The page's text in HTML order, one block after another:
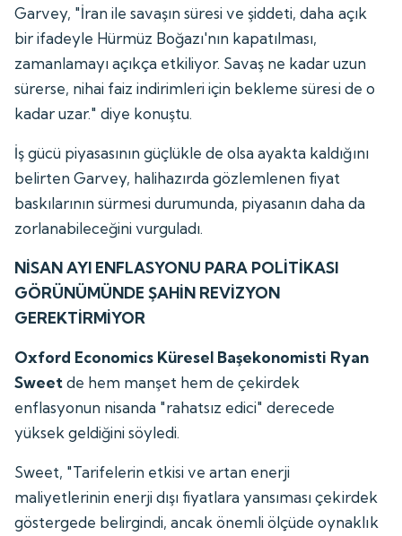
Garvey, "İran ile savaşın süresi ve şiddeti, daha açık
bir ifadeyle Hürmüz Boğazı'nın kapatılması,
zamanlamayı açıkça etkiliyor. Savaş ne kadar uzun
sürerse, nihai faiz indirimleri için bekleme süresi de o
kadar uzar." diye konuştu.
İş gücü piyasasının güçlükle de olsa ayakta kaldığını
belirten Garvey, halihazırda gözlemlenen fiyat
baskılarının sürmesi durumunda, piyasanın daha da
zorlanabileceğini vurguladı.
NİSAN AYI ENFLASYONU PARA POLİTİKASI
GÖRÜNÜMÜNDE ŞAHİN REVİZYON
GEREKTİRMİYOR
Oxford Economics Küresel Başekonomisti Ryan
Sweetde hem manşet hem de çekirdek
enflasyonun nisanda "rahatsız edici" derecede
yüksek geldiğini söyledi.
Sweet, "Tarifelerin etkisi ve artan enerji
maliyetlerinin enerji dışı fiyatlara yansıması çekirdek
göstergede belirgindi, ancak önemli ölçüde oynaklık